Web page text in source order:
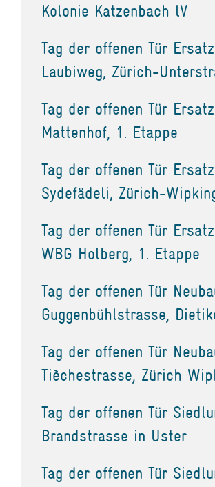
Kolonie Katzenbach lV
Tag der offenen Tür
Laubiweg, Zürich-
Tag der offenen Tür
Mattenhof, 1. Etappe
Tag der offenen Tür
Sydefädeli, Zürich-
Tag der offenen Tür
WBG Holberg, 1. Etappe
Tag der offenen Tür
Guggenbühlstrasse,
Tag der offenen Tür
Tièchestrasse, Zürich
Tag der offenen Tür
Brandstrasse in Uster
Tag der offenen Tür